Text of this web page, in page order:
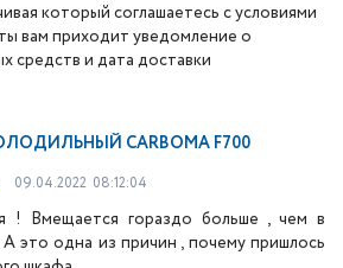
который соглашаетесь с условиями
вам приходит уведомление о
средств и дата доставки
CARBOMA F700
09.04.2022 08:12:04
! Вмещается гораздо больше , чем в
это одна из причин , почему пришлось